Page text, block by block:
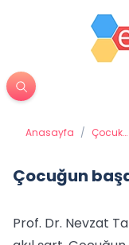
Anasayfa / Çocuk
Çocuğun
Prof. Dr. Nevzat